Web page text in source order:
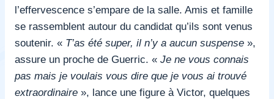
l’effervescence s’empare de la salle. Amis et famille
se rassemblent autour du candidat qu’ils sont venus
soutenir. « T’as été super, il n’y a aucun suspense »,
assure un proche de Guerric. « Je ne vous connais
pas mais je voulais vous dire que je vous ai trouvé
extraordinaire », lance une figure à Victor, quelques